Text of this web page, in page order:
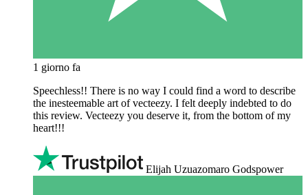
1 giorno fa
Speechless!! There is no way I could find a word to describe
the inesteemable art of vecteezy. I felt deeply indebted to do
this review. Vecteezy you deserve it, from the bottom of my
heart!!!
Elijah Uzuazomaro Godspower